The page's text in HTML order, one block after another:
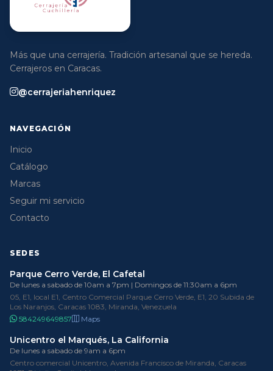
Más que una cerrajería. Tradición artesanal que se hereda.
Cerrajeros en Caracas.
@cerrajeriahenriquez
NAVEGACIÓN
Inicio
Catálogo
Marcas
Seguir mi servicio
Contacto
SEDES
Parque Cerro Verde, El Cafetal
De lunes a sabado de 10am a 7pm | Domingos de 11:30am a 6pm
05, E1, local E1, Centro Comercial Parque Cerro Verde, E1, 20 Subida de
Los Naranjos, Caracas 1083, Miranda, Venezuela
584249649857
Maps
Unicentro el Marqués, La California
De lunes a sabado de 9am a 6pm
Centro comercial Unicentro, Avenida Francisco de Miranda, Caracas